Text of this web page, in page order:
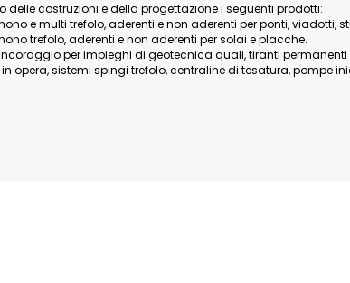
delle costruzioni e della progettazione i seguenti prodotti:
e multi trefolo, aderenti e non aderenti per ponti, viadotti,
trefolo, aderenti e non aderenti per solai e placche.
per impieghi di geotecnica quali, tiranti permanenti
opera, sistemi spingi trefolo, centraline di tesatura, pompe